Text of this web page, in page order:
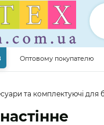
Оптовому покупателю
та комплектуючі для